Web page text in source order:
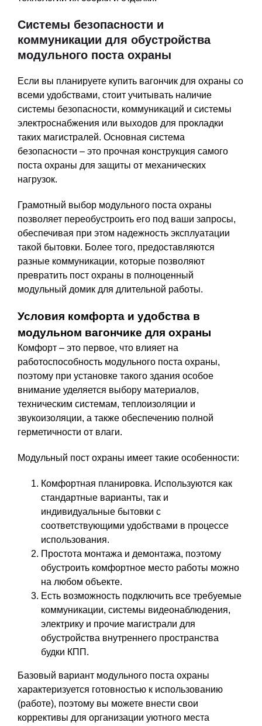
Системы безопасности и
коммуникации для обустройства
модульного поста охраны
Если вы планируете купить вагончик для охраны со
всеми удобствами, стоит учитывать наличие
системы безопасности, коммуникаций и системы
электроснабжения или выходов для прокладки
таких магистралей. Основная система
безопасности – это прочная конструкция самого
поста охраны для защиты от механических
нагрузок.
Грамотный выбор модульного поста охраны
позволяет переобустроить его под ваши запросы,
обеспечивая при этом надежность эксплуатации
такой бытовки. Более того, предоставляются
разные коммуникации, которые позволяют
превратить пост охраны в полноценный
модульный домик для длительной работы.
Условия комфорта и удобства в
модульном вагончике для охраны
Комфорт – это первое, что влияет на
работоспособность модульного поста охраны,
поэтому при установке такого здания особое
внимание уделяется выбору материалов,
техническим системам, теплоизоляции и
звукоизоляции, а также обеспечению полной
герметичности от влаги.
Модульный пост охраны имеет такие особенности:
Комфортная планировка. Используются как
стандартные варианты, так и
индивидуальные бытовки с
соответствующими удобствами в процессе
использования.
Простота монтажа и демонтажа, поэтому
обустроить комфортное место работы можно
на любом объекте.
Есть возможность подключить все требуемые
коммуникации, системы видеонаблюдения,
электрику и прочие магистрали для
обустройства внутреннего пространства
будки КПП.
Базовый вариант модульного поста охраны
характеризуется готовностью к использованию
(работе), поэтому вы можете внести свои
коррективы для организации уютного места